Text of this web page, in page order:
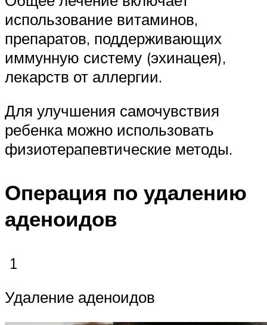
использование витаминов,
препаратов, поддерживающих
иммунную систему (эхинацея),
лекарств от аллергии.
Для улучшения самочувствия
ребенка можно использовать
физиотерапевтические методы.
Операция по удалению
аденоидов
1
Удаление аденоидов